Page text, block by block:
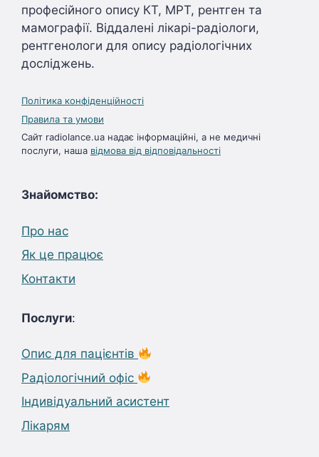
професійного опису КТ, МРТ, рентген та
мамографії. Віддалені лікарі-радіологи,
рентгенологи для опису радіологічних
досліджень.
Політика конфіденційності
Правила та умови
Сайт radiolance.ua надає інформаційні, а не медичні
послуги, наша відмова від відповідальності
Знайомство:
Про нас
Як це працює
Контакти
Послуги:
Опис для пацієнтів
Радіологічний офіс
Індивідуальний асистент
Лікарям